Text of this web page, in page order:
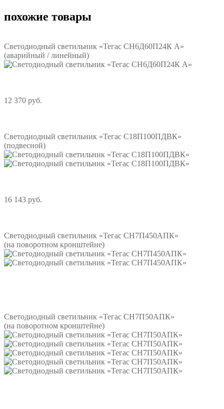
похожие товары
Светодиодный светильник «Тегас СН6Д60П24К А»
(аварийный / линейный)
12 370 руб.
Светодиодный светильник «Тегас С18П100ПДВК»
(подвесной)
16 143 руб.
Светодиодный светильник «Тегас СН7П450АПК»
(на поворотном кронштейне)
Светодиодный светильник «Тегас СН7П50АПК»
(на поворотном кронштейне)